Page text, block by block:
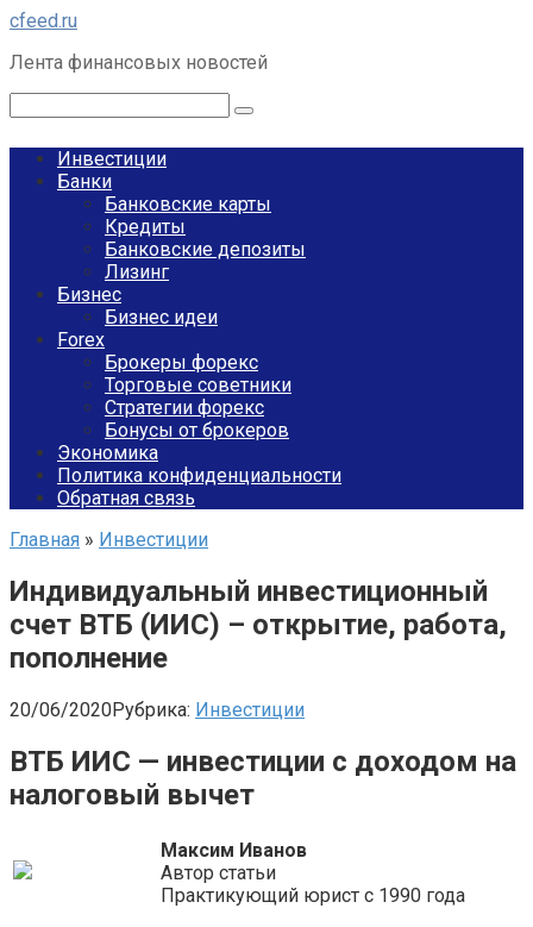
Перейти
контенту
cfeed.ru
Лента финансовых новостей
Инвестиции
Банки
Банковские карты
Кредиты
Банковские депозиты
Лизинг
Бизнес
Бизнес идеи
Forex
Брокеры форекс
Торговые советники
Стратегии форекс
Бонусы от брокеров
Экономика
Политика конфиденциальности
Обратная связь
Главная » Инвестиции
Индивидуальный инвестиционный
счет ВТБ (ИИС) – открытие, работа,
пополнение
20/06/2020Рубрика: Инвестиции
ВТБ ИИС — инвестиции с доходом на
налоговый вычет
Максим Иванов
Автор статьи
Практикующий юрист с 1990 года